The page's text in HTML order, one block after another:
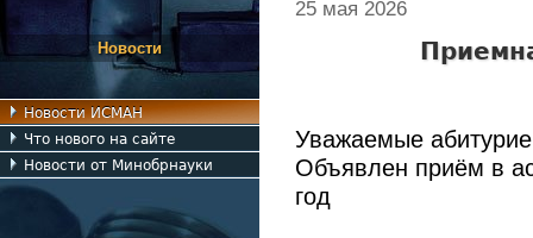
Новости
Новости ИСМАН
Что нового на сайте
Новости от Минобрнауки
25 мая 2026
Уважаемые
Объявлен приём в
год